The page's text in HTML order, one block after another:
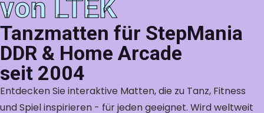
von LTEK
Tanzmatten für StepMania
DDR & Home Arcade
seit 2004
Entdecken Sie interaktive Matten, die zu Tanz, Fitness
und Spiel inspirieren - für jeden geeignet. Wird weltweit